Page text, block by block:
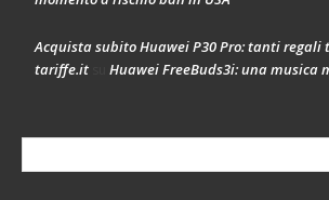
Acquista subito Huawei P30 Pro: tanti
tariffe.it
Huawei FreeBuds3i: una musica